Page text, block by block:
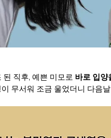
직후, 예쁜 미모로 바로 입양
무서워 조금 울었더니 다음